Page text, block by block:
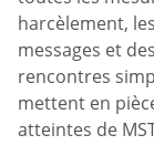
harcèlement,
messages et
rencontres
mettent en
atteintes de